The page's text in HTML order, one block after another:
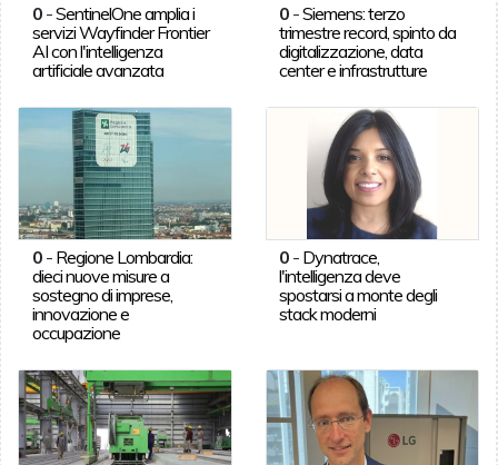
0-SentinelOne amplia i
servizi Wayfinder Frontier
AI con l'intelligenza
artificiale avanzata
0 -Siemens: terzo
trimestre record, spinto da
digitalizzazione, data
center e infrastrutture
0- Regione Lombardia:
dieci nuove misure a
sostegno di imprese,
innovazione e
occupazione
0 - Dynatrace,
l'intelligenza deve
spostarsi a monte degli
stack moderni